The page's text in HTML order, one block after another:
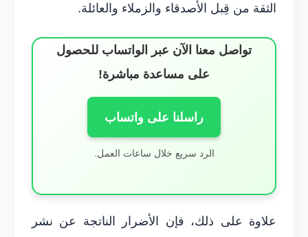
الثقة من قِبل الأصدقاء والزملاء والعائلة.
تواصل معنا الآن عبر الواتساب للحصول
على مساعدة مباشرة!
راسلنا على واتساب
الرد سريع خلال ساعات العمل.
علاوة على ذلك، فإن الأضرار الناتجة عن نشر